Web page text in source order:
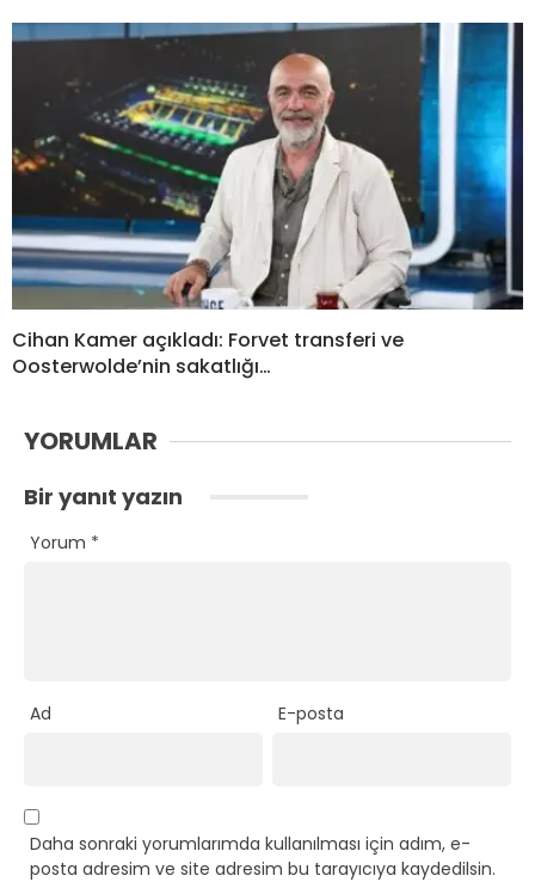
Cihan Kamer açıkladı: Forvet transferi ve
Oosterwolde’nin sakatlığı…
YORUMLAR
Bir yanıt yazın
Yorum *
Ad E-posta
Daha sonraki yorumlarımda kullanılması için adım, e-
posta adresim ve site adresim bu tarayıcıya kaydedilsin.